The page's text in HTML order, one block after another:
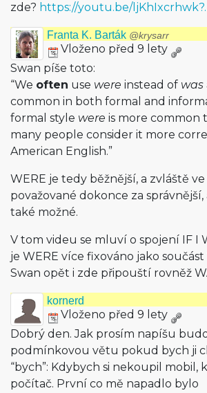
zde? https://youtu.be/
Franta K. Barták @krysarr
Vloženo před 9 lety
Swan píše toto:
“We often use were instead of was
common in both formal and
formal style were is more common
many people consider it more
American English.”
WERE je tedy běžnější, a zvláště
považované dokonce za správnější,
také možné.
V tom videu se mluví o spojení IF I
je WERE více fixováno jako součást
Swan opět i zde připouští rovněž
kornerd
Vloženo před 9 lety
Dobrý den. Jak prosím napíšu
podmínkovou větu pokud bych ji
“bych”: Kdybych si nekoupil mobil,
počítač. První co mě napadlo bylo